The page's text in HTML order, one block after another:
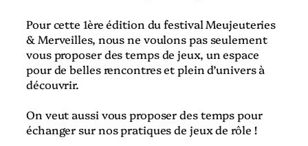
Pour cette 1ère édition du festival Meujeuteries
& Merveilles, nous ne voulons pas seulement
vous proposer des temps de jeux, un espace
pour de belles rencontres et plein d’univers à
découvrir.
On veut aussi vous proposer des temps pour
échanger sur nos pratiques de jeux de rôle !